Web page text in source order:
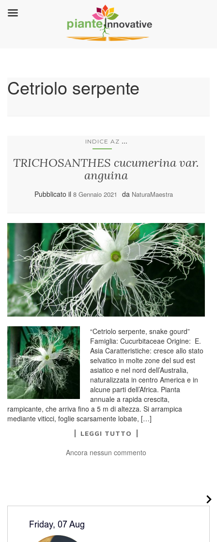
Cetriolo serpente
INDICE AZ ...
TRICHOSANTHES cucumerina var.
anguina
Pubblicato il 8 Gennaio 2021 da NaturaMaestra
“Cetriolo serpente, snake gourd”
Famiglia: Cucurbitaceae Origine: E.
Asia Caratteristiche: cresce allo stato
selvatico in molte zone del sud est
asiatico e nel nord dell’Australia,
naturalizzata in centro America e in
alcune parti dell’Africa. Pianta
annuale a rapida crescita,
rampicante, che arriva fino a 5 m di altezza. Si arrampica
mediante viticci, foglie scarsamente lobate, […]
LEGGI TUTTO
Ancora nessun commento